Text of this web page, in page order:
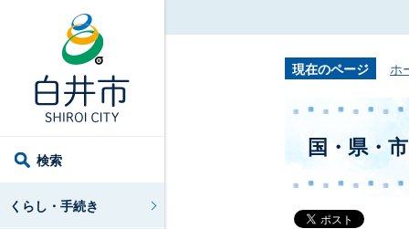
検索
くらし・手続き
現在のページ ホ
国・県・